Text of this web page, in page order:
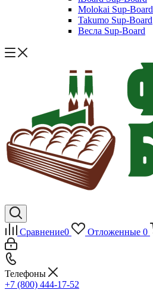
Molokai Sup-Board
Takumo Sup-Board
Весла Sup-Board
Сравнение0 Отложенные 0
Телефоны
+7 (800) 444-17-52